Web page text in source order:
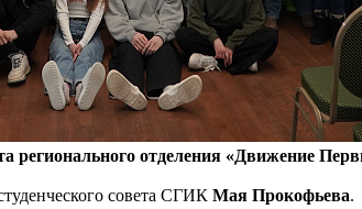
регионального отделения «Движение
совета СГИК Мая Прокофьева.